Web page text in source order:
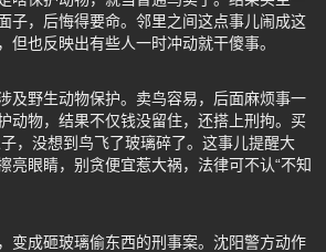
子，后悔得要命。邻里之间这点事儿闹成这
但也反映出有些人一时冲动就干傻事。
及野生动物保护。卖鸟容易，后面麻烦事一
动物，结果不仅钱没留住，还搭上刑拘。买
，没想到鸟飞了玻璃碎了。这事儿提醒大
亮眼睛，别贪便宜惹大祸，法律可不认“不知
变成砸玻璃偷东西的刑事案。沈阳警方动作